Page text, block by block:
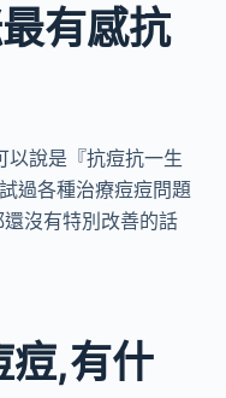
有感抗
以說是『抗痘抗一生
過各種治療痘痘問題
沒有特別改善的話
痘,有什